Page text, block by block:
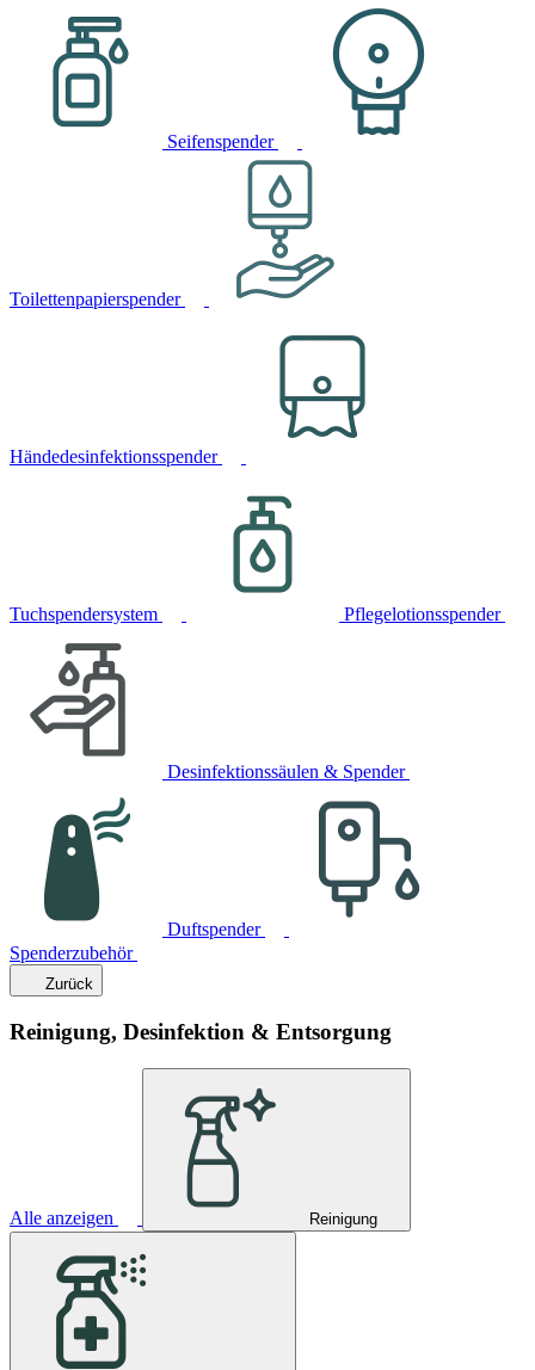
Seifenspender
Toilettenpapierspender
Händedesinfektionsspender
Tuchspendersystem Pflegelotionsspender
Desinfektionssäulen & Spender
Duftspender
Spenderzubehör
Zurück
Reinigung, Desinfektion & Entsorgung
Alle anzeigen Reinigung